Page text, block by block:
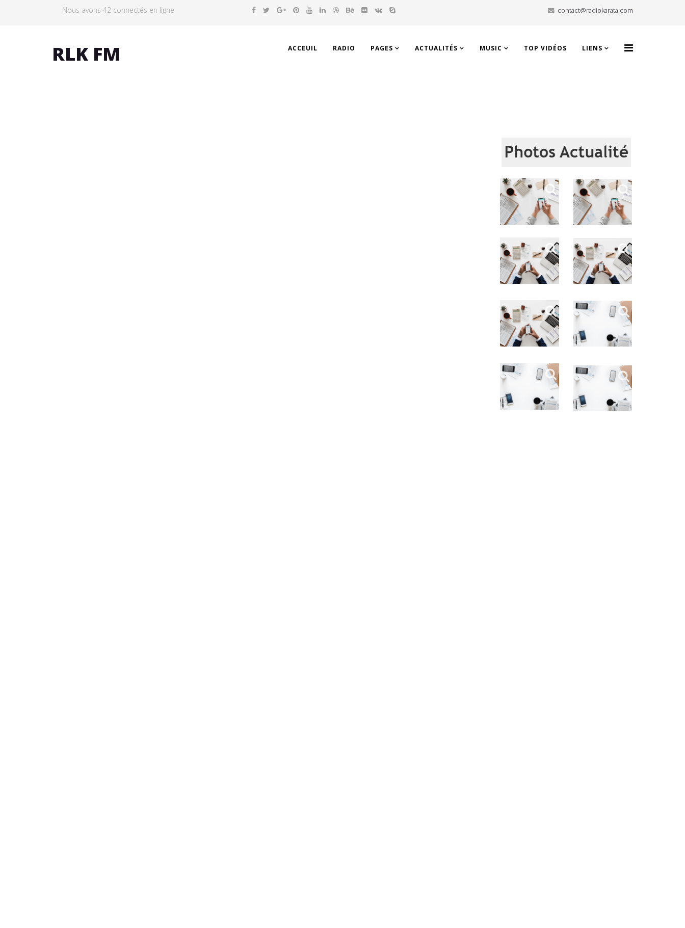
Nous avons 42 connectés en ligne contact@radiokarata.com
RLK FM ACCEUIL RADIO PAGES ACTUALITÉS MUSIC TOP VIDÉOS LIENS